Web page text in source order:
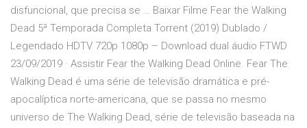
disfuncional, que precisa se … Baixar Filme Fear the Walking
Dead 5ª Temporada Completa Torrent (2019) Dublado /
Legendado HDTV 720p 1080p – Download dual áudio FTWD
23/09/2019 · Assistir Fear the Walking Dead Online. Fear The
Walking Dead é uma série de televisão dramática e pré-
apocalíptica norte-americana, que se passa no mesmo
universo de The Walking Dead, série de televisão baseada na